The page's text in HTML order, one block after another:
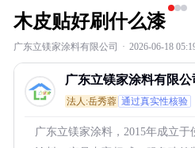
木皮贴好刷什么漆
广东立镁家涂料有限公司 · 2026-06-18
广东立镁家涂料有限公
法人:岳秀蓉 通过真实性核验
广东立镁家涂料，2015年成立